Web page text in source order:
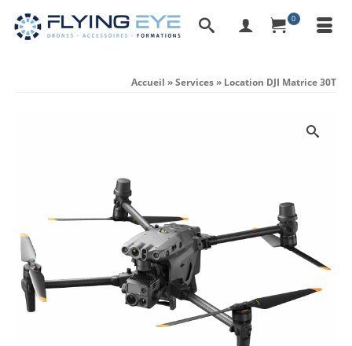
0
Accueil »Services» Location DJI Matrice 30T